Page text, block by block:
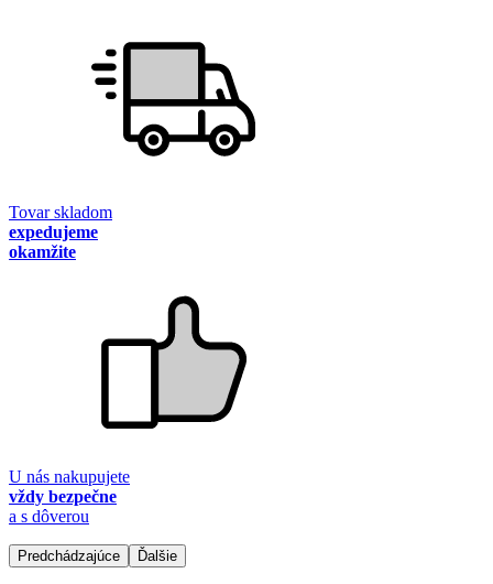
Tovar skladom
expedujeme
okamžite
U nás nakupujete
vždy bezpečne
a s dôverou
Predchádzajúce Ďalšie